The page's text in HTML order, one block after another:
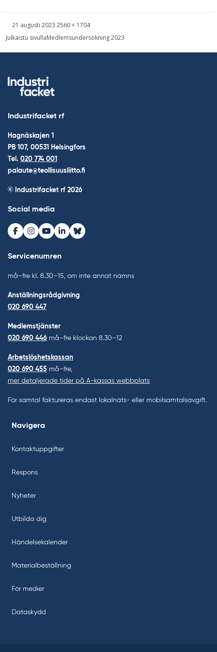
Skriven
21 augusti 2023 Bild
full
2560 × 1704
Inläggsnavigering
Julkaistu sivullaMedlemsundersökning 2023
Industrifacket rf
Hagnäskajen 1
PB 107, 00531 Helsingfors
Tel. 020 774 001
palaute@teollisuusliitto.fi
© Industrifacket rf 2026
Social media
Facebook
Instagram
Youtube
LinkedInBluesky
Servicenumren
må–fre kl. 8.30–15, om inte annat nämns
Anställningsrådgivning
020 690 447
Medlemstjänster
020 690 446 må–fre klockan 8.30–12
Arbetslöshetskassan
020 690 455 må–fre,
mer detaljerade tider på A-kassas webbplats
För samtal faktureras endast lokalnäts- eller mobilsamtalsavgift.
Navigera
Kontaktuppgifter
Respons
Nyheter
Utbilda dig
Händelsekalender
Materialbeställning
För medier
Dataskydd